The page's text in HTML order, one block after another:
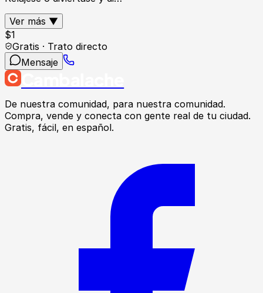
Ver más ▼
$1
Gratis · Trato directo
Mensaje
De nuestra comunidad, para nuestra comunidad.
Compra, vende y conecta con gente real de tu ciudad.
Gratis, fácil, en español.